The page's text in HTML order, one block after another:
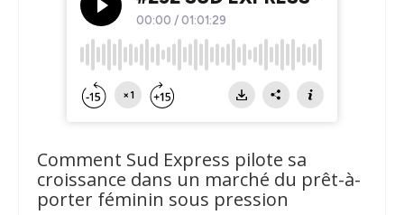
Comment Sud Express pilote sa
croissance dans un marché du prêt-à-
porter féminin sous pression